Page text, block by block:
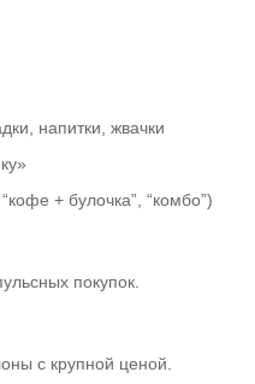
напитки, жвачки
+ булочка”, “комбо”)
покупок.
с крупной ценой.